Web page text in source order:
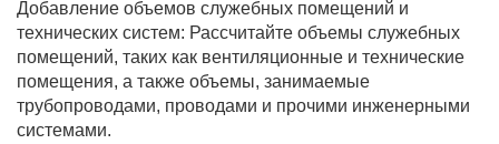
Добавление объемов служебных помещений и
технических систем: Рассчитайте объемы служебных
помещений, таких как вентиляционные и технические
помещения, а также объемы, занимаемые
трубопроводами, проводами и прочими инженерными
системами.